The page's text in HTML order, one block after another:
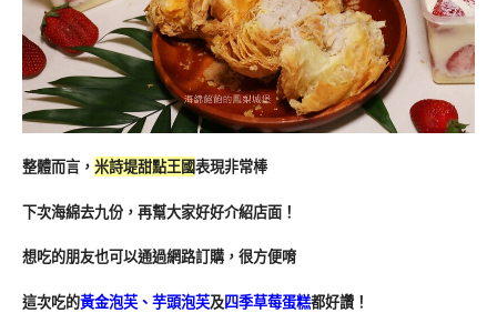
整體而言， 米詩堤甜點王國表現非常棒
下次海綿去九份，再幫大家好好介紹店面！
想吃的朋友也可以通過網路訂購，很方便唷
這次吃的黃金泡芙、芋頭泡芙及四季草莓蛋糕都好讚！